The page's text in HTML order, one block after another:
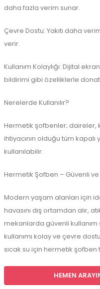
daha fazla verim sunar.
Çevre Dostu: Yakıtı daha
verir.
Kullanım Kolaylığı: Dijital
bildirimi gibi özelliklerle
Nerelerde Kullanılır?
Hermetik şofbenler; daireler,
ihtiyacının olduğu tüm
kullanılabilir.
Hermetik Şofben – Güvenli
Modern yaşam alanları için
havasını dış ortamdan alır,
mekanlarda güvenli kullanım
kullanımı kolay ve çevre
sıcak su için hermetik şofben
HEMEN